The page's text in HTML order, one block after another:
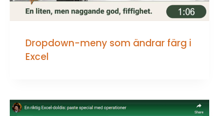
Dropdown-meny som ändrar färg i
Excel